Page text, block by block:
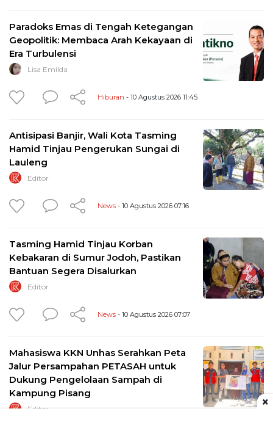
Paradoks Emas di Tengah Ketegangan
Geopolitik: Membaca Arah Kekayaan di
Era Turbulensi
Lisa Emilda
Hiburan - 10 Agustus 2026 11:45
Antisipasi Banjir, Wali Kota Tasming
Hamid Tinjau Pengerukan Sungai di
Lauleng
Editor
News - 10 Agustus 2026 07:16
Tasming Hamid Tinjau Korban
Kebakaran di Sumur Jodoh, Pastikan
Bantuan Segera Disalurkan
Editor
News - 10 Agustus 2026 07:07
Mahasiswa KKN Unhas Serahkan Peta
Jalur Persampahan PETASAH untuk
Dukung Pengelolaan Sampah di
Kampung Pisang
Editor ×